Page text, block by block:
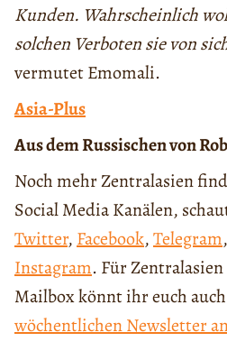
Kunden. Wahrscheinlich
solchen Verboten sie von
vermutet Emomali.
Asia-Plus
Aus dem Russischen von
Noch mehr Zentralasien
Social Media Kanälen,
Twitter,Facebook,Telegram,
Instagram. Für
Mailbox könnt ihr euch
wöchentlichen Newsletter